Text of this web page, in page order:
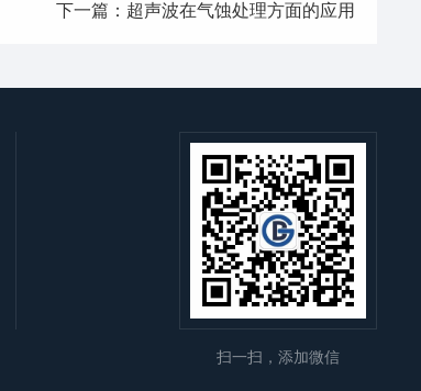
下一篇：超声波在气蚀处理方面的应用
扫一扫，添加微信